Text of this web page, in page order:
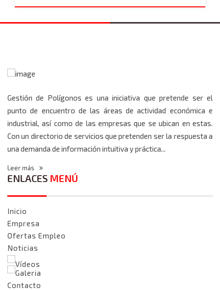
Gestión de Polígonos es una iniciativa que pretende ser el
punto de encuentro de las áreas de actividad económica e
industrial, así como de las empresas que se ubican en estas.
Con un directorio de servicios que pretenden ser la respuesta a
una demanda de información intuitiva y práctica...
Leer más
ENLACES MENÚ
Inicio
Empresa
Ofertas Empleo
Noticias
Vídeos
Galeria
Contacto